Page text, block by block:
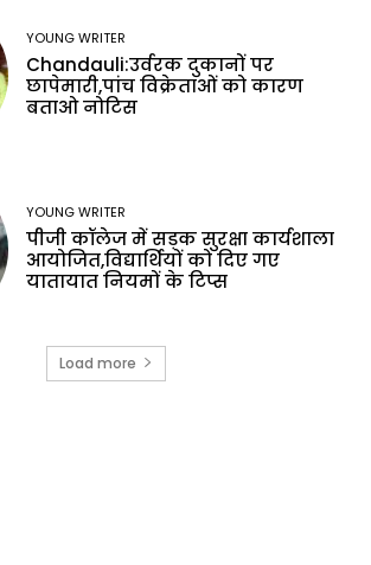
YOUNG WRITER
Chandauli:उर्वरक दुकानों पर
छापेमारी,पांच विक्रेताओं को कारण
बताओ नोटिस
YOUNG WRITER
पीजी कॉलेज में सड़क सुरक्षा कार्यशाला
आयोजित,विद्यार्थियों को दिए गए
यातायात नियमों के टिप्स
Load more